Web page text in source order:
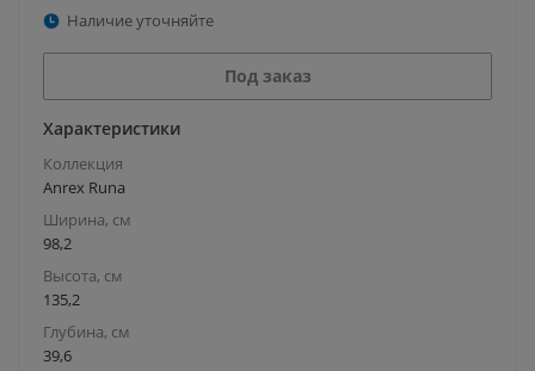
Наличие уточняйте
Под заказ
Характеристики
Коллекция
Anrex Runa
Ширина, см
98,2
Высота, см
135,2
Глубина, см
39,6